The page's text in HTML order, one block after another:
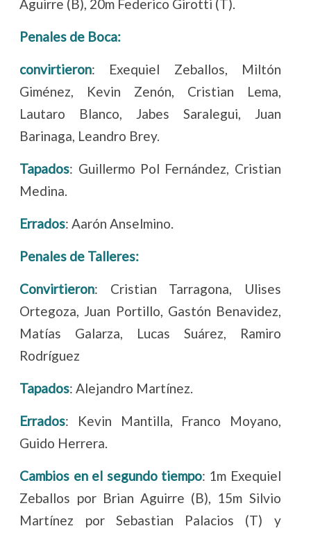
Aguirre (B), 20m Federico Girotti (T).
Penales de Boca:
convirtieron: Exequiel Zeballos, Miltón
Giménez, Kevin Zenón, Cristian Lema,
Lautaro Blanco, Jabes Saralegui, Juan
Barinaga, Leandro Brey.
Tapados: Guillermo Pol Fernández, Cristian
Medina.
Errados: Aarón Anselmino.
Penales de Talleres:
Convirtieron: Cristian Tarragona, Ulises
Ortegoza, Juan Portillo, Gastón Benavidez,
Matías Galarza, Lucas Suárez, Ramiro
Rodríguez
Tapados: Alejandro Martínez.
Errados: Kevin Mantilla, Franco Moyano,
Guido Herrera.
Cambios en el segundo tiempo: 1m Exequiel
Zeballos por Brian Aguirre (B), 15m Silvio
Martínez por Sebastian Palacios (T) y